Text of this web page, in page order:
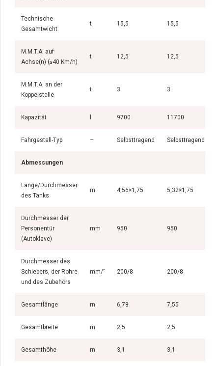
Technische
Gesamtwicht
t 15,5 15,5
M.M.T.A. auf
Achse(n) (≤40 Km/h)
t 12,5 12,5
M.M.T.A. an der
Koppelstelle
t 3 3
Kapazität 9700 11700
Fahrgestell-Typ – Selbsttragend Selbsttragend
Abmessungen
Länge/Durchmesser
des Tanks
m 4,56×1,75 5,32×1,75
Durchmesser der
Personentür
(Autoklave)
mm 950 950
Durchmesser des
Schiebers, der Rohre
und des Zubehörs
mm/’’ 200/8 200/8
Gesamtlänge m 6,78 7,55
Gesamtbreite m 2,5 2,5
Gesamthöhe m 3,1 3,1